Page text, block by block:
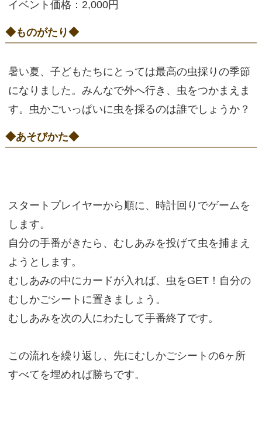
イベント価格：2,000円
◆ものがたり◆
暑い夏、子どもたちにとっては最高の虫採りの季節
になりました。みんなで外へ行き、虫をつかまえま
す。虫かごいっぱいに虫を採るのは誰でしょうか？
◆あそびかた◆
スタートプレイヤーから順に、時計回りでゲームを
します。
自分の手番がきたら、むしあみを投げて虫を捕まえ
ようとします。
むしあみの中にカードが入れば、虫をGET！自分の
むしかごシートに置きましょう。
むしあみを次の人にわたして手番終了です。
この流れを繰り返し、先にむしかごシートの6ヶ所
すべてを埋めれば勝ちです。